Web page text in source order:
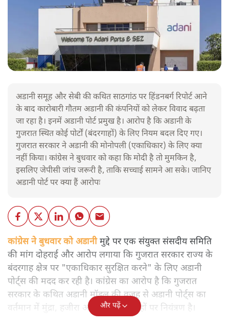
अडानी समूह और सेबी की कथित साठगांठ पर हिंडनबर्ग रिपोर्ट आने
के बाद कारोबारी गौतम अडानी की कंपनियों को लेकर विवाद बढ़ता
जा रहा है। इनमें अडानी पोर्ट प्रमुख है। आरोप है कि अडानी के
गुजरात स्थित कोई पोर्टों (बंदरगाहों) के लिए नियम बदल दिए गए।
गुजरात सरकार ने अडानी की मोनोपली (एकाधिकार) के लिए क्या
नहीं किया। कांग्रेस ने बुधवार को कहा कि मोदी है तो मुमकिन है,
इसलिए जेपीसी जांच जरूरी है, ताकि सच्चाई सामने आ सके। जानिए
अडानी पोर्ट पर क्या हैं आरोपः
कांग्रेस ने बुधवार को अडानीमुद्दे पर एक संयुक्त संसदीय समिति
की मांग दोहराई और आरोप लगाया कि गुजरात सरकार राज्य के
बंदरगाह क्षेत्र पर "एकाधिकार सुरक्षित करने" के लिए अडानी
पोर्ट्स की मदद कर रही है। कांग्रेस का आरोप है कि गुजरात
सरकार के कथित अडानी मॉडल की वजह से अडानी पोर्ट्स का
वर्तमान में मुंद्रा, हजीरा और दाहेज बंदरगाहों पर नियंत्रण है।
और पढ़ें